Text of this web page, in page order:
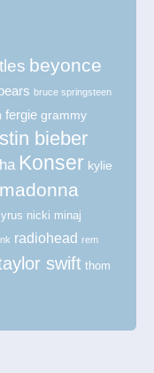
beyonce
bruce springsteen
fergie grammy
bieber
Konser kylie
madonna
nicki minaj
radiohead rem
swift thom